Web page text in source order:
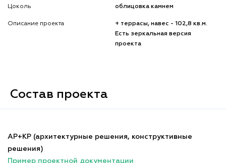
Цоколь облицовка камнем
Описание проекта
+ террасы, навес - 102,8 кв.м.
Есть зеркальная версия
проекта
Состав проекта
АР+КР (архитектурные решения, конструктивные
решения)
Пример проектной документации